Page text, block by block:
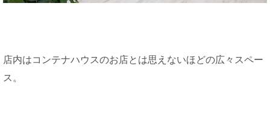
店内はコンテナハウスのお店とは思えないほどの広々スペー
ス。